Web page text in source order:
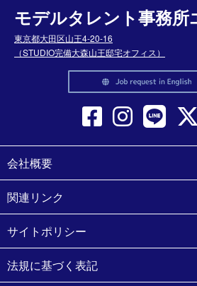
モデルタレント事務所
東京都大田区山王4-20-16
（STUDIO完備大森山王邸宅オフィス）
会社概要
関連リンク
サイトポリシー
法規に基づく表記